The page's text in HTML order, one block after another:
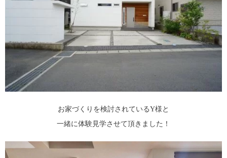
お家づくりを検討されているY様と
一緒に体験見学させて頂きました！